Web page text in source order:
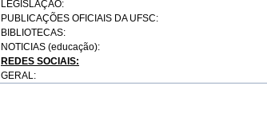
LEGISLAÇÃO:
PUBLICAÇÕES OFICIAIS DA UFSC:
BIBLIOTECAS:
NOTICIAS (educação):
REDES SOCIAIS:
GERAL: